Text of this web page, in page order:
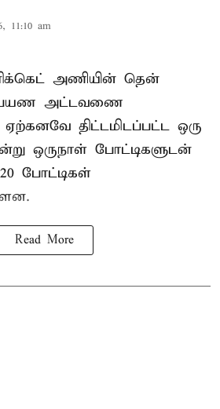
11:10 am
அணியின் தென்
அட்டவணை
ஏற்கனவே திட்டமிடப்பட்ட ஒரு
ஒருநாள் போட்டிகளுடன்
போட்டிகள்
Read More